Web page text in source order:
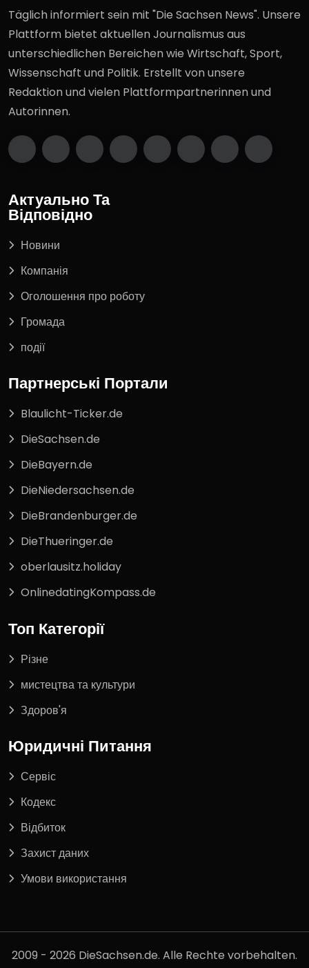
Täglich informiert sein mit "Die Sachsen News". Unsere
Plattform bietet aktuellen Journalismus aus
unterschiedlichen Bereichen wie Wirtschaft, Sport,
Wissenschaft und Politik. Erstellt von unsere
Redaktion und vielen Plattformpartnerinnen und
Autorinnen.
Актуально Та
Відповідно
Новини
Компанія
Оголошення про роботу
Громада
події
Партнерські Портали
Blaulicht-Ticker.de
DieSachsen.de
DieBayern.de
DieNiedersachsen.de
DieBrandenburger.de
DieThueringer.de
oberlausitz.holiday
OnlinedatingKompass.de
Топ Категорії
Різне
мистецтва та культури
Здоров'я
Юридичні Питання
Сервіс
Кодекс
Відбиток
Захист даних
Умови використання
2009 - 2026 DieSachsen.de. Alle Rechte vorbehalten.